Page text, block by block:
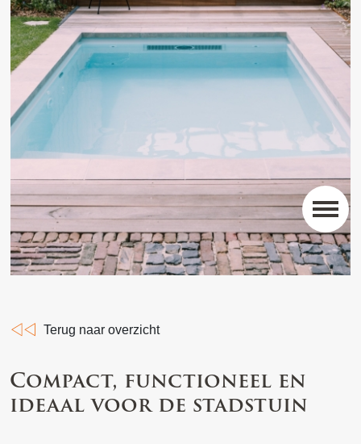
Terug naar overzicht
Compact, functioneel en
ideaal voor de stadstuin